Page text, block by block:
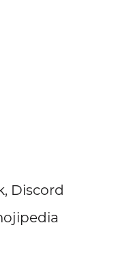
Discord